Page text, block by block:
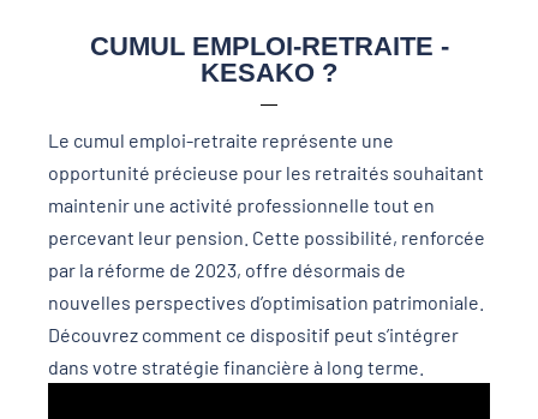
CUMUL EMPLOI-RETRAITE -
KESAKO ?
Le cumul emploi-retraite représente une
opportunité précieuse pour les retraités souhaitant
maintenir une activité professionnelle tout en
percevant leur pension. Cette possibilité, renforcée
par la réforme de 2023, offre désormais de
nouvelles perspectives d’optimisation patrimoniale.
Découvrez comment ce dispositif peut s’intégrer
dans votre stratégie financière à long terme.